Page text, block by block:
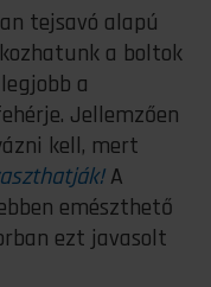
tejsavó alapú
a boltok
a
Jellemzően
kell, mert
A
emészthető
ezt javasolt